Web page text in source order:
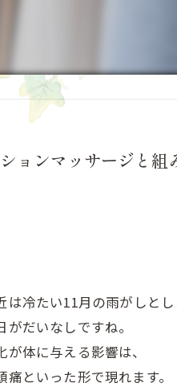
ョンマッサージと
冷たい11月の雨がしとし
だいなしですね。
体に与える影響は、
といった形で現れます。